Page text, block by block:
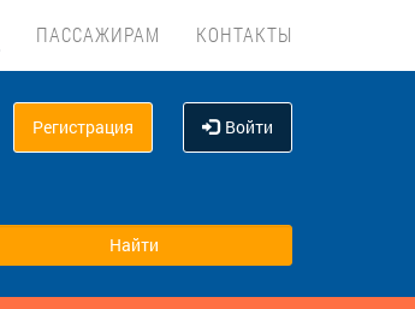
ПАССАЖИРАМ КОНТАКТЫ
Регистрация Войти